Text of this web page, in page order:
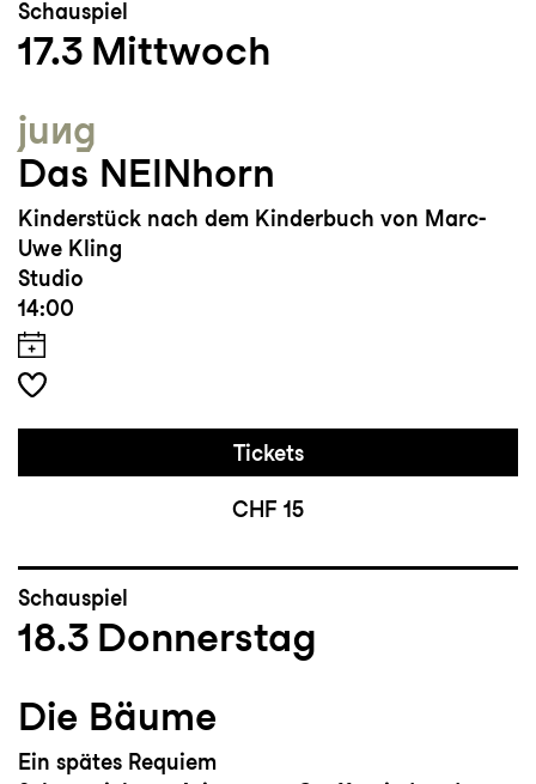
Schauspiel
17.3 Mittwoch
jung
Das NEINhorn
Kinderstück nach dem Kinderbuch von Marc-
Uwe Kling
Studio
14:00
Tickets
CHF 15
Schauspiel
18.3 Donnerstag
Die Bäume
Ein spätes Requiem